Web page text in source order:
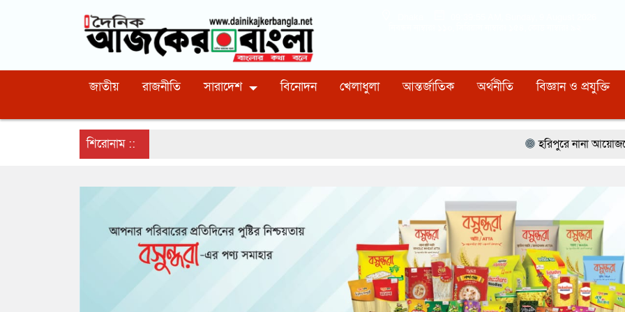
জাতীয় রাজনীতি সারাদেশ বিনোদন খেলাধুলা আন্তর্জাতিক অর্থনীতি বিজ্ঞান ও প্রযুক্তি
শিরোনাম :: হরিপুরে নানা আয়োজনে আন্তর্জাতিক